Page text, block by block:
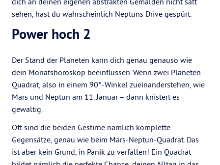
sehen, hast du wahrscheinlich Neptuns Drive gespürt.
Power hoch 2
Der Stand der Planeten kann dich genau genauso wie
dein Monatshoroskop beeinflussen. Wenn zwei Planeten
Quadrat, also in einem 90°-Winkel zueinanderstehen, wie
Mars und Neptun am 11. Januar – dann knistert es
gewaltig.
Oft sind die beiden Gestirne nämlich komplette
Gegensätze, genau wie beim Mars-Neptun-Quadrat. Das
ist aber kein Grund, in Panik zu verfallen! Ein Quadrat